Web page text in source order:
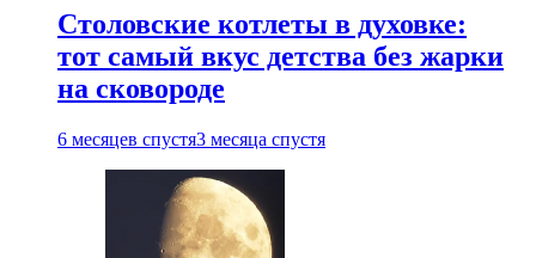
Столовские котлеты в духовке:
тот самый вкус детства без жарки
на сковороде
6 месяцев спустя3 месяца спустя